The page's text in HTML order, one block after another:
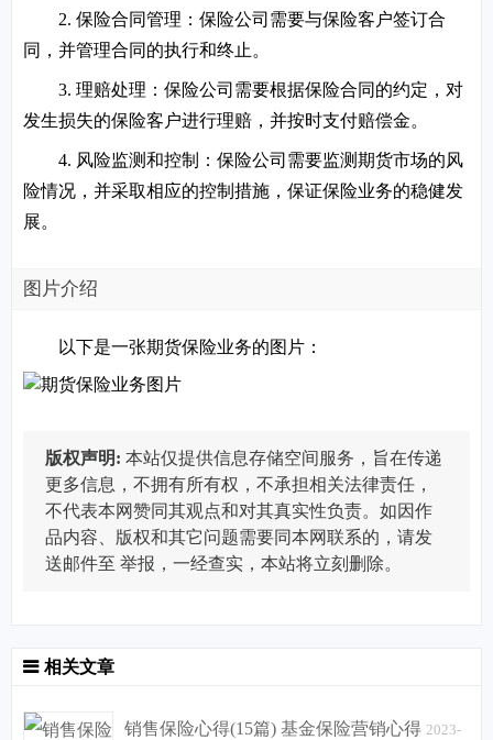
2. 保险合同管理：保险公司需要与保险客户签订合
同，并管理合同的执行和终止。
3. 理赔处理：保险公司需要根据保险合同的约定，对
发生损失的保险客户进行理赔，并按时支付赔偿金。
4. 风险监测和控制：保险公司需要监测期货市场的风
险情况，并采取相应的控制措施，保证保险业务的稳健发
展。
图片介绍
以下是一张期货保险业务的图片：
版权声明: 本站仅提供信息存储空间服务，旨在传递
更多信息，不拥有所有权，不承担相关法律责任，
不代表本网赞同其观点和对其真实性负责。如因作
品内容、版权和其它问题需要同本网联系的，请发
送邮件至 举报，一经查实，本站将立刻删除。
相关文章
销售保险心得(15篇) 基金保险营销心得 2023-